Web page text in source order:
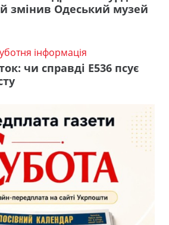
змінив Одеський музей
інформація
чи справді Е536 псує